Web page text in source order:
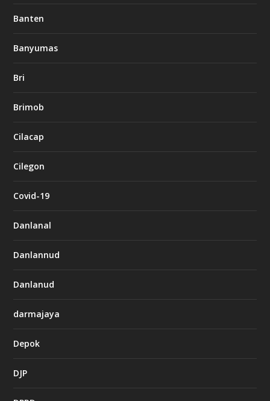
Banten
Banyumas
Bri
Brimob
Cilacap
Cilegon
Covid-19
Danlanal
Danlannud
Danlanud
darmajaya
Depok
DJP